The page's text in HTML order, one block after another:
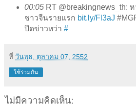
00:05RT @breakingnews_th:
ชาวจีนรายแรก bit.ly/Fl3aJ
ปิดข่าวหว่า #
ที่ วันพุธ, ตุลาคม 07, 2552
ใช้ร่วมกัน
ไม่มีความคิดเห็น: